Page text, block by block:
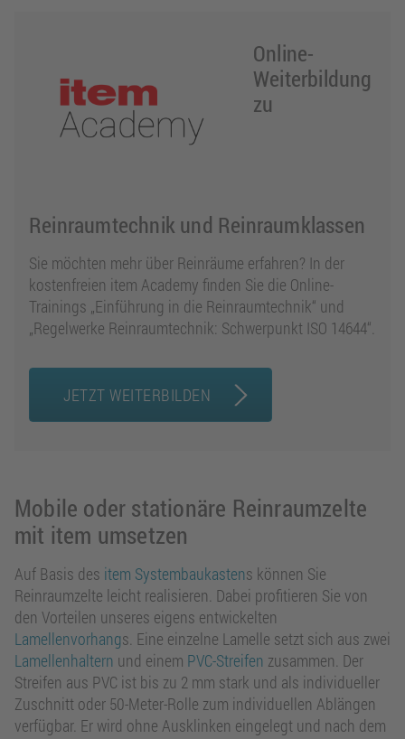
Online-
Weiterbildung
zu
Reinraumtechnik und Reinraumklassen
Sie möchten mehr über Reinräume erfahren? In der
kostenfreien item Academy finden Sie die Online-
Trainings „Einführung in die Reinraumtechnik“ und
„Regelwerke Reinraumtechnik: Schwerpunkt ISO 14644“.
JETZT WEITERBILDEN
Mobile oder stationäre Reinraumzelte
mit item umsetzen
Auf Basis des item Systembaukastens können Sie
Reinraumzelte leicht realisieren. Dabei profitieren Sie von
den Vorteilen unseres eigens entwickelten
Lamellenvorhangs. Eine einzelne Lamelle setzt sich aus zwei
Lamellenhaltern und einem PVC-Streifen zusammen. Der
Streifen aus PVC ist bis zu 2 mm stark und als individueller
Zuschnitt oder 50-Meter-Rolle zum individuellen Ablängen
verfügbar. Er wird ohne Ausklinken eingelegt und nach dem